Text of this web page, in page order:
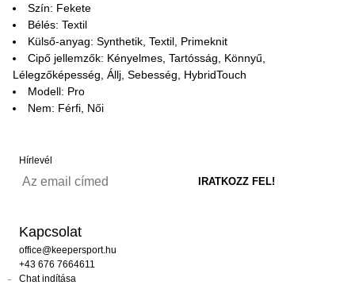
Szín: Fekete
Bélés: Textil
Külső-anyag: Synthetik, Textil, Primeknit
Cipő jellemzők: Kényelmes, Tartósság, Könnyű,
Lélegzőképesség, Állj, Sebesség, HybridTouch
Modell: Pro
Nem: Férfi, Női
Hírlevél
Kapcsolat
office@keepersport.hu
+43 676 7664611
Chat indítása